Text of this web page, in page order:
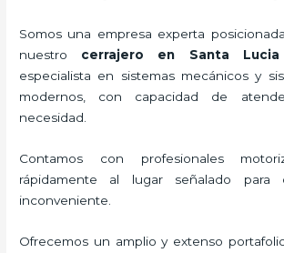
Somos una empresa experta
nuestro cerrajero en Santa Lucia
especialista en sistemas mecánicos y
modernos, con capacidad de
necesidad.
Contamos con profesionales
rápidamente al lugar señalado para
inconveniente.
Ofrecemos un amplio y extenso